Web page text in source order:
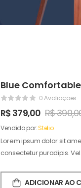
Blue
0 Avaliações
R$ 379,00 R$
Vendido por:Stelio
Lorem ipsum dolor sit
consectetur puradipis.
ADICIONAR AO